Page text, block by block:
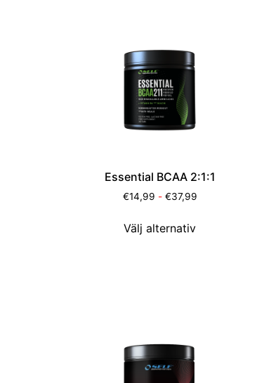
Essential BCAA 2:1:1
€14,99 - €37,99
Välj alternativ